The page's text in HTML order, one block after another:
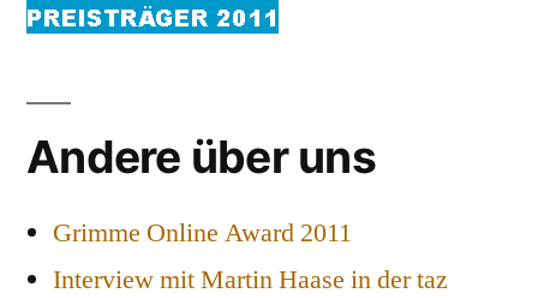
Andere über uns
Grimme Online Award 2011
Interview mit Martin Haase in der taz